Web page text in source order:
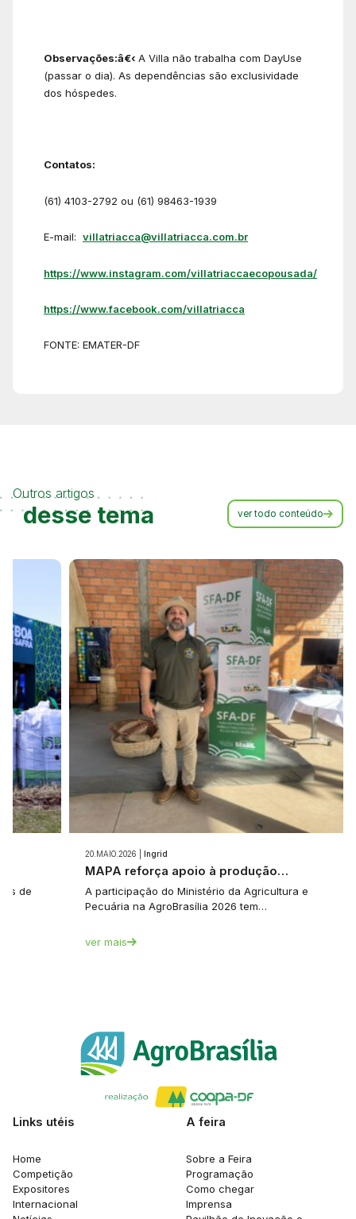
Observações:â€‹ A Villa não trabalha com DayUse
(passar o dia). As dependências são exclusividade
dos hóspedes.
Contatos:
(61) 4103-2792 ou (61) 98463-1939
E-mail: villatriacca@villatriacca.com.br
https://www.instagram.com/villatriaccaecopousada/
https://www.facebook.com/villatriacca
FONTE: EMATER-DF
Outros artigos
desse tema ver todo conteúdo
Ingrid
Boa Safra apresenta portfólio de…
Empresa é líder no segmento de sementes de
diversas culturas agrícolas No…
Links utéis
Home
Competição
Expositores
Internacional
A feira
Sobre a Feira
Programação
Como chegar
Imprensa